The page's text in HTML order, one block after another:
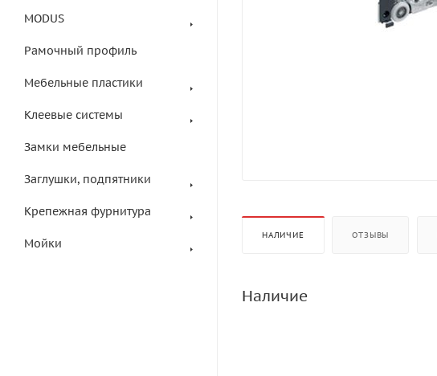
MODUS
Рамочный профиль
Мебельные пластики
Клеевые системы
Замки мебельные
Заглушки, подпятники
Крепежная фурнитура
Мойки
НАЛИЧИЕ ОТЗЫВЫ
Наличие